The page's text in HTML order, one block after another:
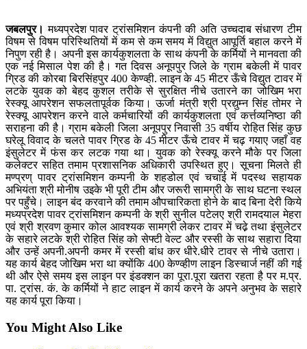
जबलपुर। मध्यप्रदेश पावर ट्रांसमिशन कंपनी की अति उच्चदाब संधारण टीम
विषम से विषम परिस्थितियों में कम से कम समय में विद्युत आपूर्ति बहाल करने में
निपुण रही है। अपनी इस कार्यकुशलता के साथ कंपनी के कर्मियों ने मानवता की
एक नई मिसाल पेश की है। गत दिवस अनूपपुर जिले के ग्राम बकेली में पावर
ग्रिड की कोरबा बिरसिंहपुर 400 केण्व्ही. लाइन के 45 मीटर ऊँचे विद्युत टावर में
लटके युवक को बेहद कुशल तरीके से सुरक्षित नीचे उतारने का जोखिम भरा
रेस्क्यू आपरेशन सफलतापूर्वक किया। ऊर्जा मंत्री श्री प्रद्युम्न सिंह तोमर ने
रेस्क्यू आपरेशन करने वाले कर्मचारियों की कार्यकुशलता एवं कर्त्तव्यनिष्ठा की
सराहना की है। ग्राम बकेली जिला अनूपपुर निवासी 35 वर्षीय रोहित सिंह कुछ
घरेलू विवाद के चलते पावर ग्रिड के 45 मीटर ऊँचे टावर में चढ़ गयाए जहाँ वह
इंसुलेटर में फंस कर लटक गया था। युवक को रेस्क्यू करने मौके पर जिला
कलेक्टर सहित तमाम प्रशासनिक अधिकारी उपस्थित हुए। सूचना मिलते ही
मण्प्रण् पावर ट्रांसमिशन कम्पनी के शहडोल एवं चचाई में पदस्थ सहायक
अभियंता श्री मोनीष उइके भी पूरी टीम और जरूरी सामग्री के साथ घटना स्थल
पर पहुँचे। लाइन बंद करवाने की तमाम औपचारिकता होने के बाद बिना देरी किये
मध्यप्रदेश पावर ट्रांसमिशन कम्पनी के श्री सुनील पटेलए श्री रामदयाल मेहरा
एवं श्री श्रवण कुमार कोल आवश्यक सामग्री लेकर टावर में चढे़ तथा इंसुलेटर
के सहारे लटके श्री रोहित सिंह को सेफ्टी वेल्ट और रस्सी के साथ सहारा दिया
और उन्हें अपनी.अपनी कमर में रस्सी बांध कर धीरे.धीरे टावर से नीचे उतारा।
यह कार्य बेहद जोखिम भरा था क्योंकि 400 केण्व्हीण लाइन डिस्चार्ज नहीं की गई
थी और ऐसे समय इस लाइन पर इंडक्शन का पूरा.पूरा खतरा रहता है पर म.प्र.
पा. ट्रांस. कं. के कर्मियों ने हाट लाइन में कार्य करने के अपने अनुभव के सहारे
यह कार्य पूरा किया।
You Might Also Like